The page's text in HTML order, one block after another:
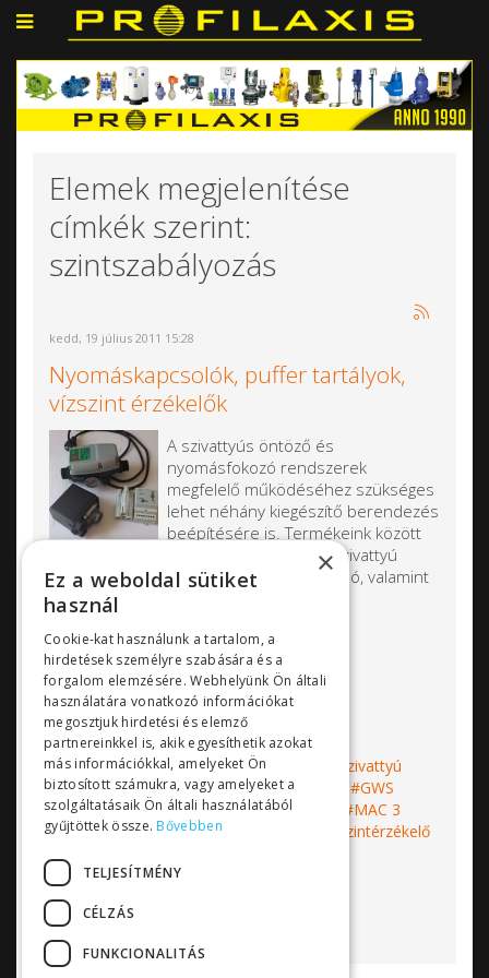
Elemek megjelenítése
címkék szerint:
szintszabályozás
kedd, 19 július 2011 15:28
Nyomáskapcsolók, puffer tartályok,
vízszint érzékelők
A szivattyús öntöző és
nyomásfokozó rendszerek
megfelelő működéséhez szükséges
lehet néhány kiegészítő berendezés
beépítésére is. Termékeink között
szerepel elektronikus szivattyú
vezérlő, szintszabályozó, nyomáskapcsoló, valamint
puffer tartályok különböző méretekben.
Vezérlők, érzékelők
Nyomáskapcsolók
Puffer tartályok
Címkék: vezérlő érzékelő
szonda
nyomáskapcsoló
kútszivattyú
búvárszivattyú
fúrt kút
puffer tartály tágulási tartály
GWS
tartály
PressureWave Zilmet
MAC 3
Schneider Electric
szintszabályozás
szintérzékelő
Bővebben...
×
Ez a weboldal sütiket
használ
Cookie-kat használunk a tartalom, a
hirdetések személyre szabására és a
forgalom elemzésére. Webhelyünk Ön általi
használatára vonatkozó információkat
megosztjuk hirdetési és elemző
partnereinkkel is, akik egyesíthetik azokat
más információkkal, amelyeket Ön
biztosított számukra, vagy amelyeket a
szolgáltatásaik Ön általi használatából
gyűjtöttek össze. Bővebben
TELJESÍTMÉNY
CÉLZÁS
FUNKCIONALITÁS